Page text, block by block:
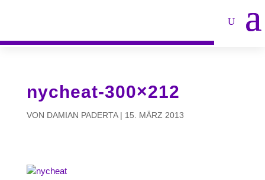
nycheat-300×212
VON DAMIAN PADERTA| 15. MÄRZ 2013